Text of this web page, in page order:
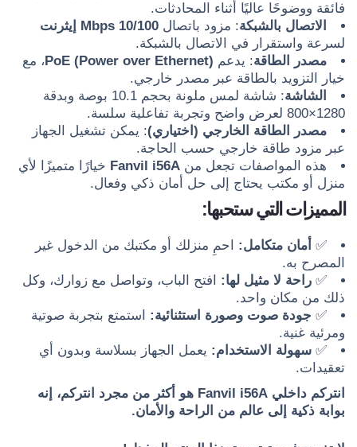
فائقة ووضوحًا عاليًا أثناء المحادثات.
الاتصال بالشبكة: مزود باتصال 10/100 Mbps إيثرنت
لسرعة واستقرار في الاتصال بالشبكة.
مصدر الطاقة: يدعم PoE (Power over Ethernet) ، مع
خيار التزويد بالطاقة عبر مصدر خارجي.
الشاشة
: شاشة لمس ملونة بحجم 10.1 بوصة وبدقة
1280×800 لعرض واضح وتجربة تفاعلية سلسة.
مصدر الطاقة الخارجي (اختياري): يمكن تشغيل الجهاز
عبر مزود طاقة خارجي حسب الحاجة.
هذه المواصفات تجعل من Fanvil i56A خيارًا متميزًا لأي
منزل أو مكتب يحتاج إلى حل أمان ذكي وفعال.
المميزات التي ستحبها:
✅ أمان متكامل: احمِ منزلك أو مكتبك من الدخول غير
المصرح به.
✅ راحة لا مثيل لها: افتح الباب، وتواصل مع زوارك، وكل
ذلك من مكان واحد.
✅ جودة صوت وصورة استثنائية: استمتع بتجربة صوتية
ومرئية غنية.
✅ سهولة الاستخدام: يعمل الجهاز بسلاسة وبدون أي
تعقيدات.
انتركم داخلي Fanvil i56A هو أكثر من مجرد انتركم، إنه
بوابة ذكية إلى عالم من الراحة والأمان.